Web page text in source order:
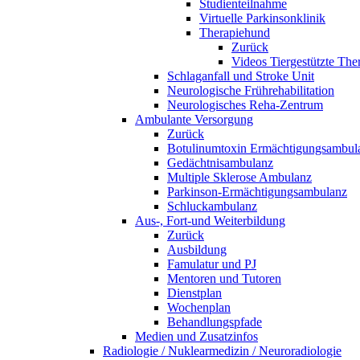
Studienteilnahme
Virtuelle Parkinsonklinik
Therapiehund
Zurück
Videos Tiergestützte
Schlaganfall und Stroke Unit
Neurologische Frührehabilitation
Neurologisches Reha-Zentrum
Ambulante Versorgung
Zurück
Botulinumtoxin
Gedächtnisambulanz
Multiple Sklerose Ambulanz
Parkinson-Ermächtigungsambulanz
Schluckambulanz
Aus-, Fort-und Weiterbildung
Zurück
Ausbildung
Famulatur und PJ
Mentoren und Tutoren
Dienstplan
Wochenplan
Behandlungspfade
Medien und Zusatzinfos
Radiologie / Nuklearmedizin / Neuroradiologie